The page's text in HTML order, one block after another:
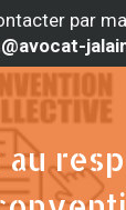
par
au